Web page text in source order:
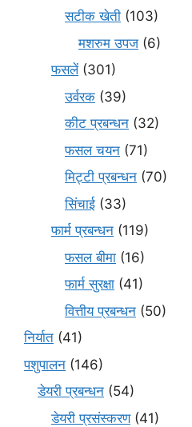
सटीक खेती (103)
मशरुम उपज (6)
फसलें(301)
उर्वरक (39)
कीट प्रबन्धन (32)
फसल चयन (71)
मि‌ट्टी प्रबन्धन (70)
सिंचाई (33)
फार्म प्रबन्धन (119)
फसल बीमा (16)
फार्म सुरक्षा (41)
वित्तीय प्रबन्धन (50)
निर्यात (41)
पशुपालन (146)
डेयरी प्रबन्धन (54)
डेयरी प्रसंस्करण(41)